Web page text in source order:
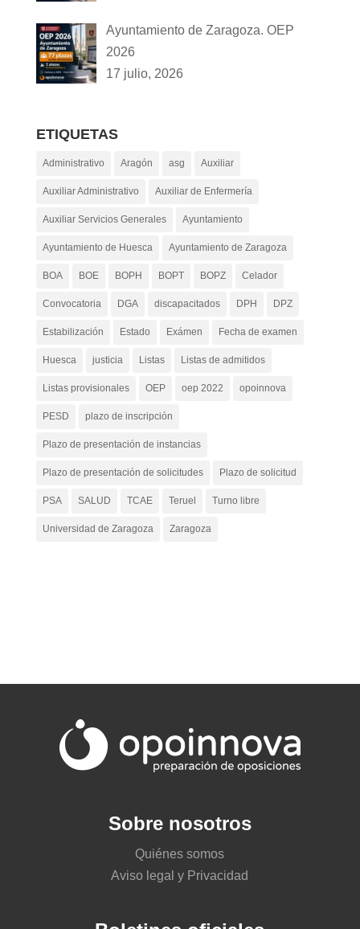
Ayuntamiento de Zaragoza. OEP
2026
17 julio, 2026
ETIQUETAS
Administrativo Aragón asg Auxiliar
Auxiliar Administrativo Auxiliar de Enfermería
Auxiliar Servicios Generales Ayuntamiento
Ayuntamiento de Huesca Ayuntamiento de Zaragoza
BOA BOE BOPH BOPT BOPZ Celador
Convocatoria DGA discapacitados DPH DPZ
Estabilización Estado Exámen Fecha de examen
Huesca justicia Listas Listas de admitidos
Listas provisionales OEP oep 2022 opoinnova
PESD plazo de inscripción
Plazo de presentación de instancias
Plazo de presentación de solicitudes Plazo de solicitud
PSA SALUD TCAE Teruel Turno libre
Universidad de Zaragoza Zaragoza
Sobre nosotros
Quiénes somos
Aviso legal y Privacidad